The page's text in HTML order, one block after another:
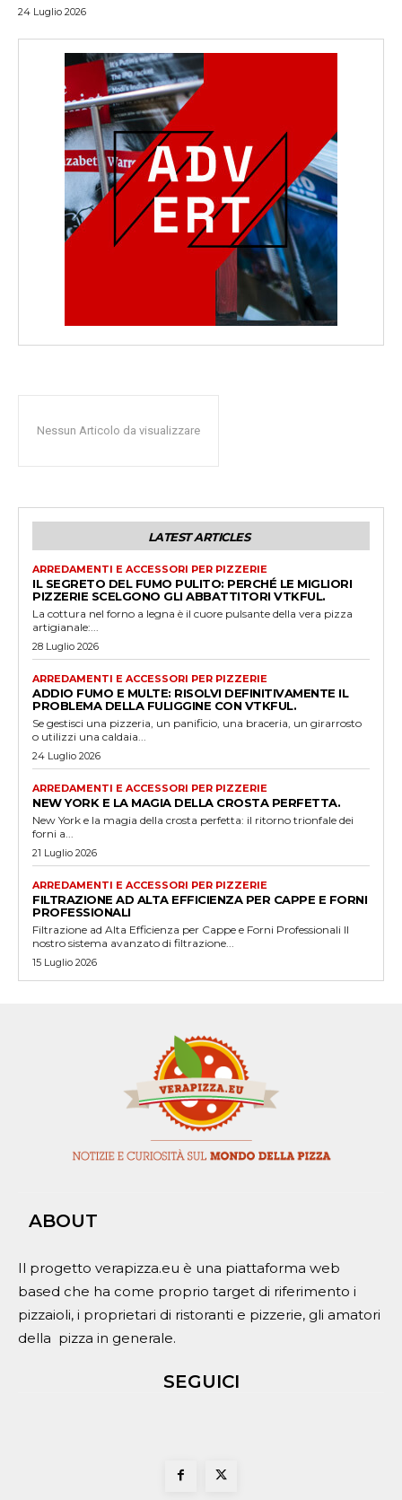
24 Luglio 2026
Nessun Articolo da visualizzare
LATEST ARTICLES
ARREDAMENTI E ACCESSORI PER PIZZERIE
IL SEGRETO DEL FUMO PULITO: PERCHÉ LE MIGLIORI
PIZZERIE SCELGONO GLI ABBATTITORI VTKFUL.
La cottura nel forno a legna è il cuore pulsante della vera pizza
artigianale:...
28 Luglio 2026
ARREDAMENTI E ACCESSORI PER PIZZERIE
ADDIO FUMO E MULTE: RISOLVI DEFINITIVAMENTE IL
PROBLEMA DELLA FULIGGINE CON VTKFUL.
Se gestisci una pizzeria, un panificio, una braceria, un girarrosto
o utilizzi una caldaia...
24 Luglio 2026
ARREDAMENTI E ACCESSORI PER PIZZERIE
NEW YORK E LA MAGIA DELLA CROSTA PERFETTA.
New York e la magia della crosta perfetta: il ritorno trionfale dei
forni a...
21 Luglio 2026
ARREDAMENTI E ACCESSORI PER PIZZERIE
FILTRAZIONE AD ALTA EFFICIENZA PER CAPPE E FORNI
PROFESSIONALI
Filtrazione ad Alta Efficienza per Cappe e Forni Professionali Il
nostro sistema avanzato di filtrazione...
15 Luglio 2026
ABOUT
Il progetto verapizza.eu è una piattaforma web
based che ha come proprio target di riferimento i
pizzaioli, i proprietari di ristoranti e pizzerie, gli amatori
della pizza in generale.
SEGUICI